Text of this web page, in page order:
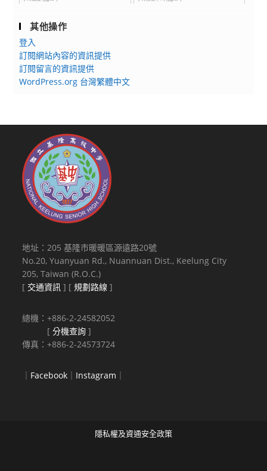
其他操作
登入
訂閱網站內容的資訊提供
訂閱留言的資訊提供
WordPress.org 台灣繁體中文
地址：205 基隆市暖暖區源遠路20號
No.20, Yuanyuan Rd., Nuannuan Dist., Keelung City
205, Taiwan (R.O.C.)
[ 交通資訊 ] [規劃路線 ]
總機：+886-2-24582052
[分機查詢 ]
傳真：+886-2-24573724
｜ Facebook ｜ Instagram ｜
隱私權及資通安全政策